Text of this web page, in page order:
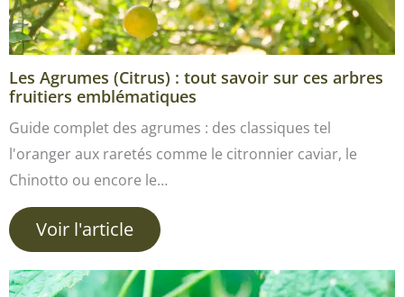
Les Agrumes (Citrus) : tout savoir sur ces arbres
fruitiers emblématiques
Guide complet des agrumes : des classiques tel
l'oranger aux raretés comme le citronnier caviar, le
Chinotto ou encore le…
Voir l'article